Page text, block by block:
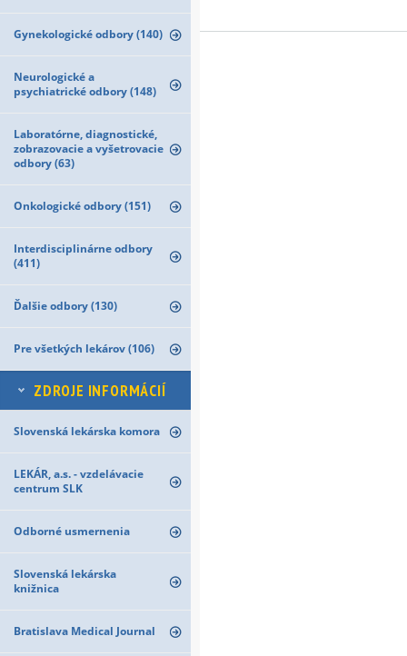
Gynekologické odbory (140)
Neurologické a
psychiatrické odbory (148)
Laboratórne, diagnostické,
zobrazovacie a vyšetrovacie
odbory (63)
Onkologické odbory (151)
Interdisciplinárne odbory
(411)
Ďalšie odbory (130)
Pre všetkých lekárov (106)
ZDROJE INFORMÁCIÍ
Slovenská lekárska komora
LEKÁR, a.s. - vzdelávacie
centrum SLK
Odborné usmernenia
Slovenská lekárska
knižnica
Bratislava Medical Journal